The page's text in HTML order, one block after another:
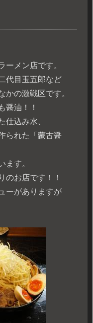
ーメン店です。
代目玉五郎など
かの激戦区です。
醤油！！
仕込み水、
られた「蒙古醤
ます。
のお店です！！
ーがありますが